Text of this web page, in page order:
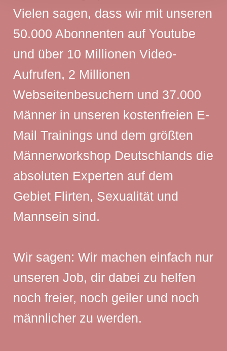
Vielen sagen, dass wir mit unseren
50.000 Abonnenten auf Youtube
und über 10 Millionen Video-
Aufrufen, 2 Millionen
Webseitenbesuchern und 37.000
Männer in unseren kostenfreien E-
Mail Trainings und dem größten
Männerworkshop Deutschlands die
absoluten Experten auf dem
Gebiet Flirten, Sexualität und
Mannsein sind.
Wir sagen: Wir machen einfach nur
unseren Job, dir dabei zu helfen
noch freier, noch geiler und noch
männlicher zu werden.